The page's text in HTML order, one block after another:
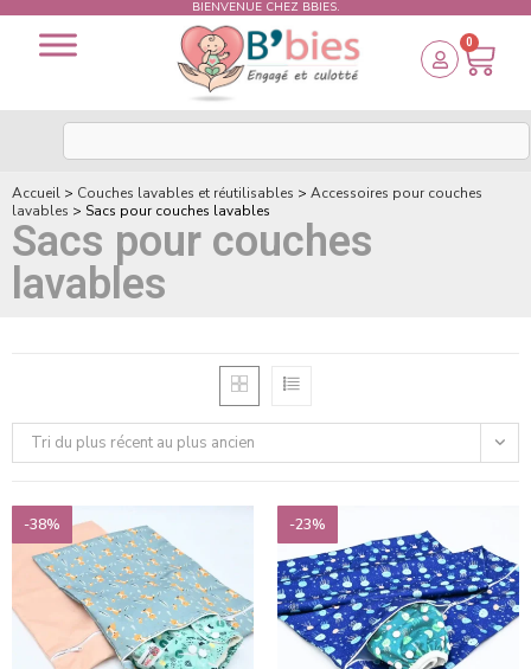
BIENVENUE CHEZ BBIES.
0
Accueil > Couches lavables et réutilisables > Accessoires pour couches
lavables > Sacs pour couches lavables
Sacs pour couches
lavables
Tri du plus récent au plus ancien
-38% -23%